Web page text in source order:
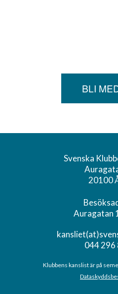
BLI
Svenska
20100
Auragatan
044 296
Klubbens kanslist är på